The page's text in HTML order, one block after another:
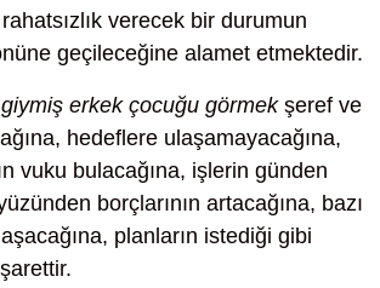
verecek bir durumun
geçileceğine alamet etmektedir.
giymiş erkek çocuğu görmekşeref ve
hedeflere ulaşamayacağına,
vuku bulacağına, işlerin günden
borçlarının artacağına, bazı
planların istediği gibi